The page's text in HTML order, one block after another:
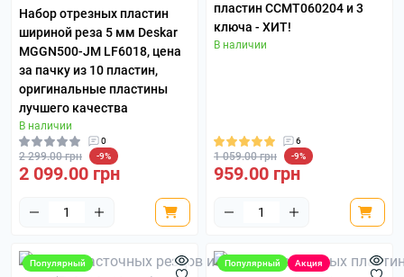
Набор отрезных пластин
шириной реза 5 мм Deskar
MGGN500-JM LF6018, цена
за пачку из 10 пластин,
оригинальные пластины
лучшего качества
В наличии
0
2 299.00 грн -9%
2 099.00 грн
пластин CCMT060204 и 3
ключа - ХИТ!
В наличии
6
1 059.00 грн -9%
959.00 грн
Популярный Популярный Акция